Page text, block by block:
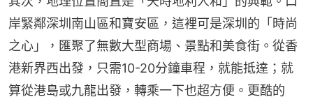
岸緊鄰深圳南山區和寶安區，這裡可是深圳的「時尚
之心」，匯聚了無數大型商場、景點和美食街。從香
港新界西出發，只需10-20分鐘車程，就能抵達；就
算從港島或九龍出發，轉乘一下也超方便。更酷的